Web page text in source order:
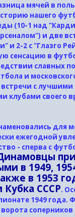
мячей в
нашего
(10-1 над
и две
и 2-2 с "Глазго
сенсацию в
славных
и
с лучшими
клубами своего
для
ежегодной
- сперва с
в 1949,
в 1953
Кубка СССР.
1949 года.
соперников